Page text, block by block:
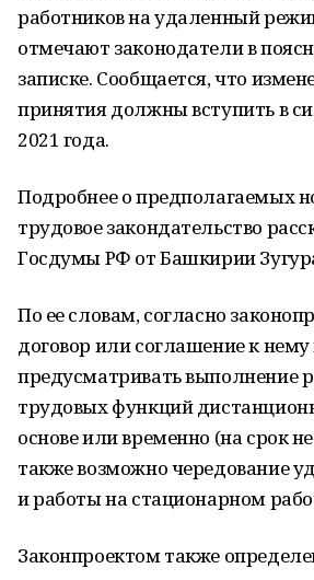
работников на удаленный
отмечают законодатели в
записке. Сообщается, что
принятия должны вступить в
2021 года.
Подробнее о предполагаемых
трудовое закондательство
Госдумы РФ от Башкирии
По ее словам, согласно
договор или соглашение к
предусматривать выполнение
трудовых функций
основе или временно (на срок
также возможно чередование
и работы на стационарном
Законпроектом также